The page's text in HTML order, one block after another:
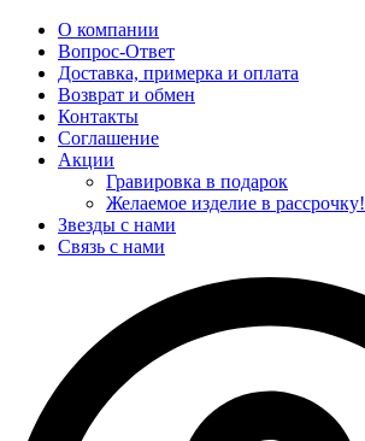
О компании
Вопрос-Ответ
Доставка, примерка и оплата
Возврат и обмен
Контакты
Соглашение
Акции
Гравировка в подарок
Желаемое изделие в рассрочку!
Звезды с нами
Связь с нами